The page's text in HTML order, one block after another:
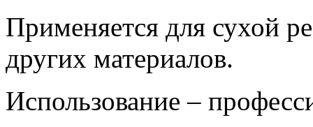
Применяется для сухой
других материалов.
Использование –